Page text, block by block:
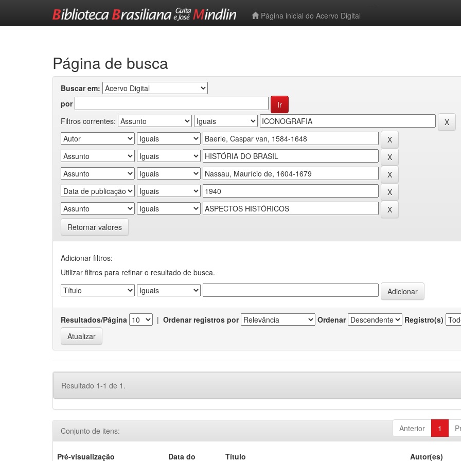
Página inicial do Acervo Digital
Página de busca
Buscar em:
por
Filtros correntes:
Retornar valores
Adicionar filtros:
Utilizar filtros para refinar o resultado de busca.
Resultados/Página | Ordenar registros por Ordenar Registro(s)
Resultado 1-1 de 1.
Anterior 1
Conjunto de itens:
Pré-visualização Data do Título Autor(es)